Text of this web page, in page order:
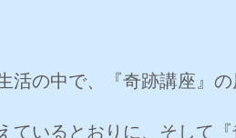
活の中で、『奇跡講座』
ているとおりに、そして